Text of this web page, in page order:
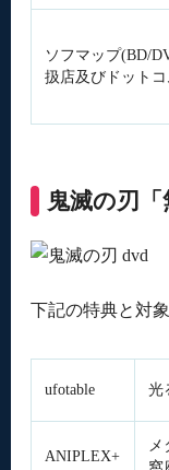
ソフマップ(BD/
扱店及びドットコ
鬼滅の刃
下記の特典と対
ufotable 光
ANIPLEX+